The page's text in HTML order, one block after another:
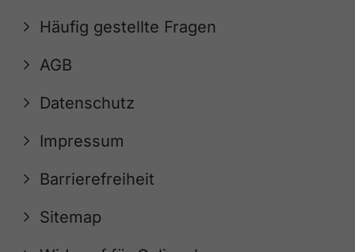
Häufig gestellte Fragen
AGB
Datenschutz
Impressum
Barrierefreiheit
Sitemap